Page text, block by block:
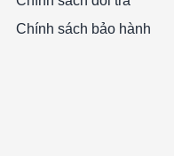
Chính sách bảo hành